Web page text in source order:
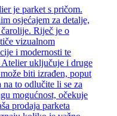
je parket s pričom.
osjećajem za detalje,
Riječ je o
vizualnom
i modernosti te
Atelier uključuje i druge
biti izrađen, poput
to odlučite li se za
mogućnost, očekuje
prodaja parketa